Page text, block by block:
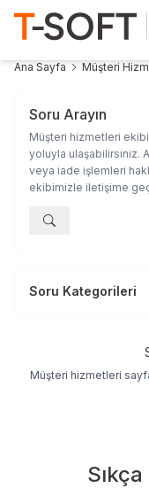
Ana Sayfa Müşteri
Soru Arayın
Müşteri hizmetleri
yoluyla ulaşabilirsiniz.
veya iade işlemleri
ekibimizle iletişime
Soru Kategorileri
Müşteri hizmetleri